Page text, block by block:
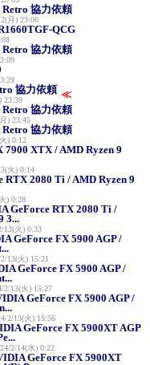
協力依頼
月) 23:06
QCG
協力依頼
協力依頼
23:39
≪
協力依頼
) 23:45
協力依頼
) 0:12
7900 XTX / AMD Ryzen 9
火) 0:14
RTX 2080 Ti / AMD Ryzen 9
) 0:28
GeForce RTX 2080 Ti /
3...
13(火) 0:33
GeForce FX 5900 AGP /
13(火) 15:21
GeForce FX 5900 AGP /
2/13(火) 15:27
GeForce FX 5900 AGP /
2/13(火) 15:56
GeForce FX 5900XT AGP
24/2/14(水) 0:22
GeForce FX 5900XT